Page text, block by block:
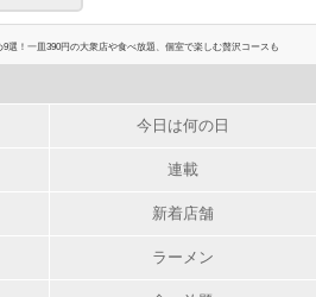
選！一皿390円の大衆店や食べ放題、個室で楽しむ贅沢コースも
今日は何の日
連載
新着店舗
ラーメン